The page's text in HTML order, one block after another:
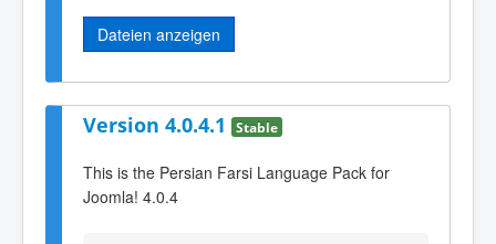
Dateien anzeigen
Version 4.0.4.1 Stable
This is the Persian Farsi Language Pack for
Joomla! 4.0.4